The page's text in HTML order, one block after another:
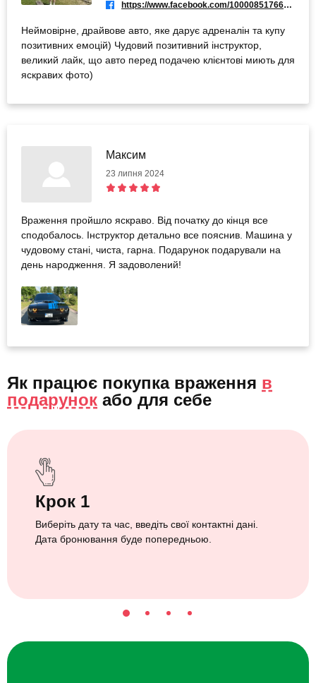
https://www.facebook.com/100008517663415
Неймовірне, драйвове авто, яке дарує адреналін та купу
позитивних емоцій) Чудовий позитивний інструктор,
великий лайк, що авто перед подачею клієнтові миють для
яскравих фото)
Максим
23 липня 2024
Враження пройшло яскраво. Від початку до кінця все
сподобалось. Інструктор детально все пояснив. Машина у
чудовому стані, чиста, гарна. Подарунок подарували на
день народження. Я задоволений!
Як працює покупка враження в
подарунок або для себе
Крок 1
Виберіть дату та час, введіть свої контактні дані.
Дата бронювання буде попередньою.